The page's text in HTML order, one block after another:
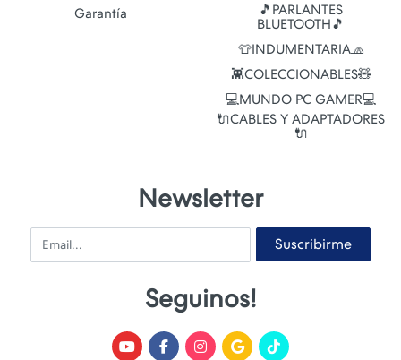
Garantía
🎵PARLANTES
BLUETOOTH🎵
👕INDUMENTARIA🧢
👾COLECCIONABLES🧸
💻MUNDO PC GAMER💻
🔌CABLES Y ADAPTADORES
🔌
Newsletter
Email Suscribirme
Seguinos!